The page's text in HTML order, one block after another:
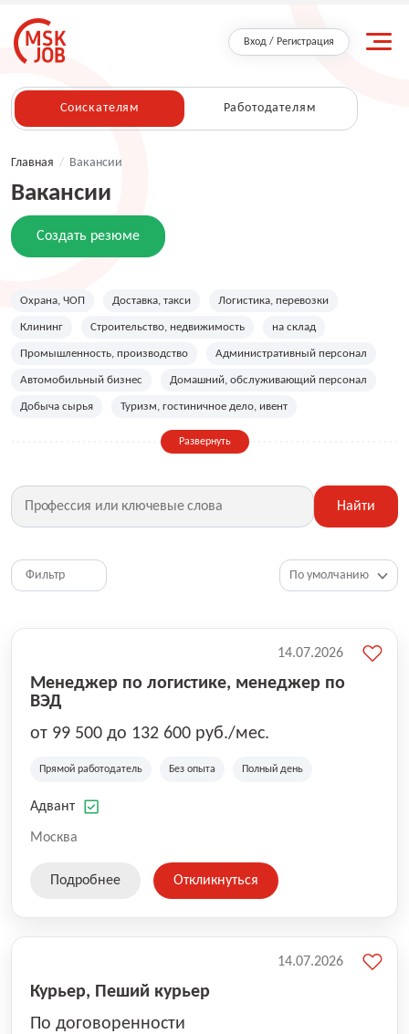
Вход / Регистрация
Соискателям Работодателям
Главная / Вакансии
Вакансии
Создать резюме
Охрана, ЧОП Доставка, такси Логистика, перевозки
Клининг Строительство, недвижимость на склад
Промышленность, производство Административный персонал
Автомобильный бизнес Домашний, обслуживающий персонал
Добыча сырья Туризм, гостиничное дело, ивент
Дизайн, искусство, ивент
Фитнес, красота, спорт Страхование
Медицина, фармацевтика Маркетинг, PR, реклама
HR, управление персоналом
Топ менеджмент, руководители
Развернуть
Найти
Фильтр
Менеджер по логистике, менеджер по
ВЭД
от 99 500 до 132 600 руб./мес.
Прямой работодатель Без опыта Полный день
Адвант
Москва
14.07.2026
Подробнее Откликнуться
Курьер, Пеший курьер
По договоренности
14.07.2026